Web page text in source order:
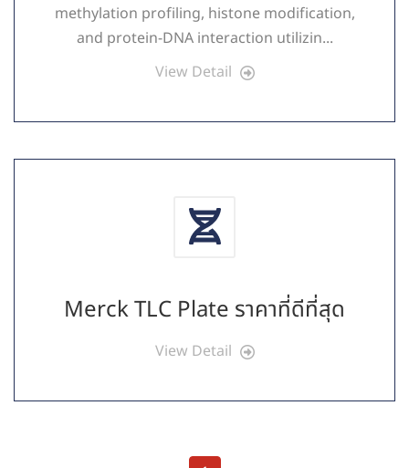
methylation profiling, histone modification,
and protein-DNA interaction utilizin...
View Detail
Merck TLC Plate ราคาที่ดีที่สุด
View Detail